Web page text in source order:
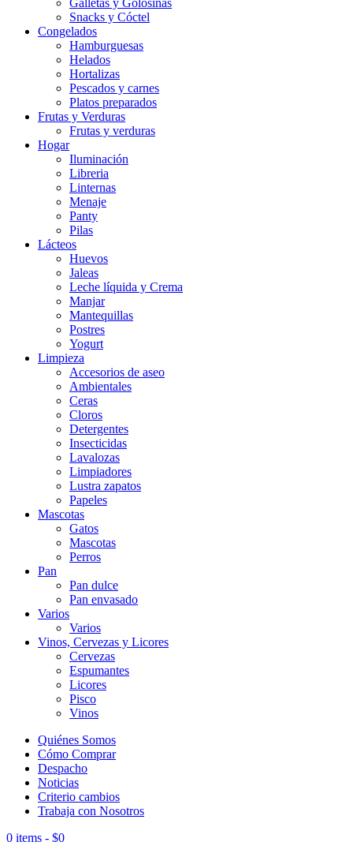
Galletas y Golosinas
Snacks y Cóctel
Congelados
Hamburguesas
Helados
Hortalizas
Pescados y carnes
Platos preparados
Frutas y Verduras
Frutas y verduras
Hogar
Iluminación
Libreria
Linternas
Menaje
Panty
Pilas
Lácteos
Huevos
Jaleas
Leche líquida y Crema
Manjar
Mantequillas
Postres
Yogurt
Limpieza
Accesorios de aseo
Ambientales
Ceras
Cloros
Detergentes
Insecticidas
Lavalozas
Limpiadores
Lustra zapatos
Papeles
Mascotas
Gatos
Mascotas
Perros
Pan
Pan dulce
Pan envasado
Varios
Varios
Vinos, Cervezas y Licores
Cervezas
Espumantes
Licores
Pisco
Vinos
Quiénes Somos
Cómo Comprar
Despacho
Noticias
Criterio cambios
Trabaja con Nosotros
0 items - $0